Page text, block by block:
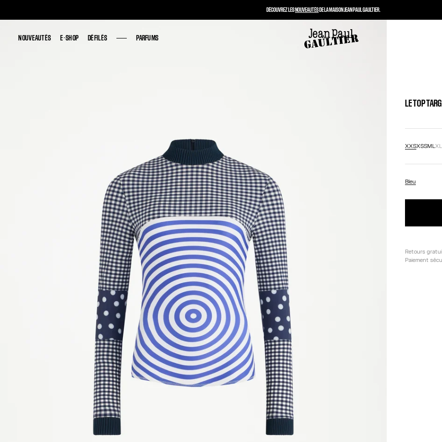
NOUVEAUTÉS E-SHOP DÉFILÉS PARFUMS
NOUVEAUTÉS E-SHOP DÉFILÉS PARFUMS
LE TOP
XXSXSSMLXL
Bleu
Retours
Paiement
DÉCOUVREZ LESNOUVEAUTÉSDE LA MAISON JEAN PAUL GAULTIER.